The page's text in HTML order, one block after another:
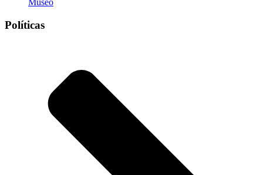
Museo
Políticas